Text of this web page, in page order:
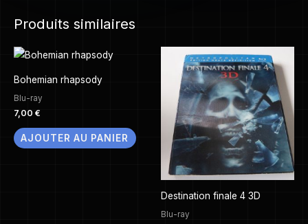
Produits similaires
Bohemian rhapsody
Blu-ray
7,00 €
AJOUTER AU PANIER
Destination finale 4 3D
Blu-ray